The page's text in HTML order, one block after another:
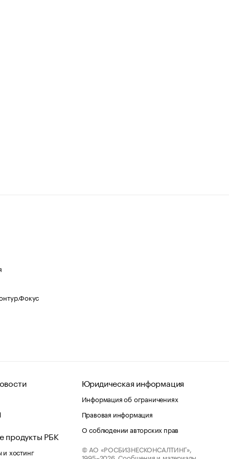
продукты РБК
хостинг
Юридическая информация
Информация об ограничениях
Правовая информация
О соблюдении авторских прав
© АО «РОСБИЗНЕСКОНСАЛТИНГ»,
1995–2026. Сообщения и материалы